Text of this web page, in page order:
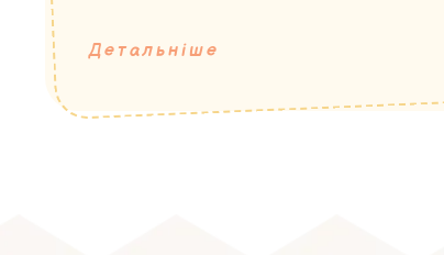
Детальніше